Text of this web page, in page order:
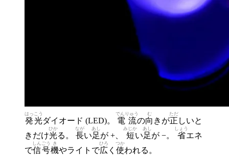
発光
はっこう
ダイオード (LED)。 電流
でんりゅう
の向
む
きが正
ただ
しいと
きだけ光
ひか
る。 長
なが
い足
あし
が +、 短
みじか
い足
あし
が −。 省
しょう
エネ
で信号
しんごう
機
き
やライトで広
ひろ
く 使
つか
われる。